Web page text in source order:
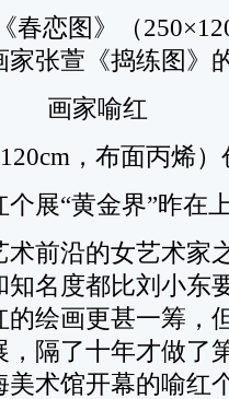
春恋图》（
家张萱《捣练图》
画家喻红
，布面丙烯
“黄金界”昨在
前沿的女艺术家
名度都比刘小东
绘画更甚一筹，
隔了十年才做了
术馆开幕的喻红